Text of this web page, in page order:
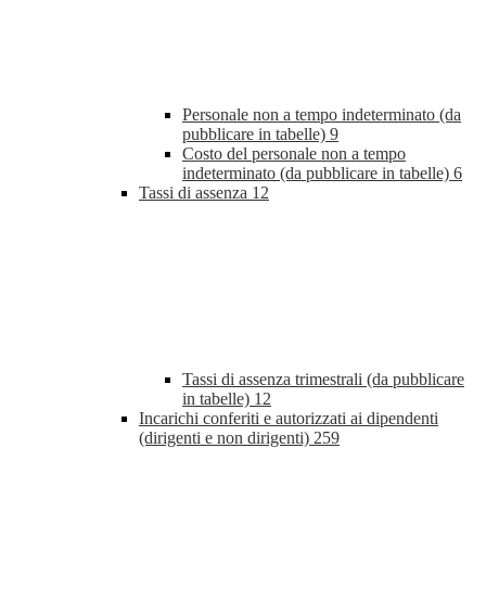
Personale non a tempo indeterminato (da
pubblicare in tabelle) 9
Costo del personale non a tempo
indeterminato (da pubblicare in tabelle) 6
Tassi di assenza 12
Tassi di assenza trimestrali (da pubblicare
in tabelle) 12
Incarichi conferiti e autorizzati ai dipendenti
(dirigenti e non dirigenti) 259